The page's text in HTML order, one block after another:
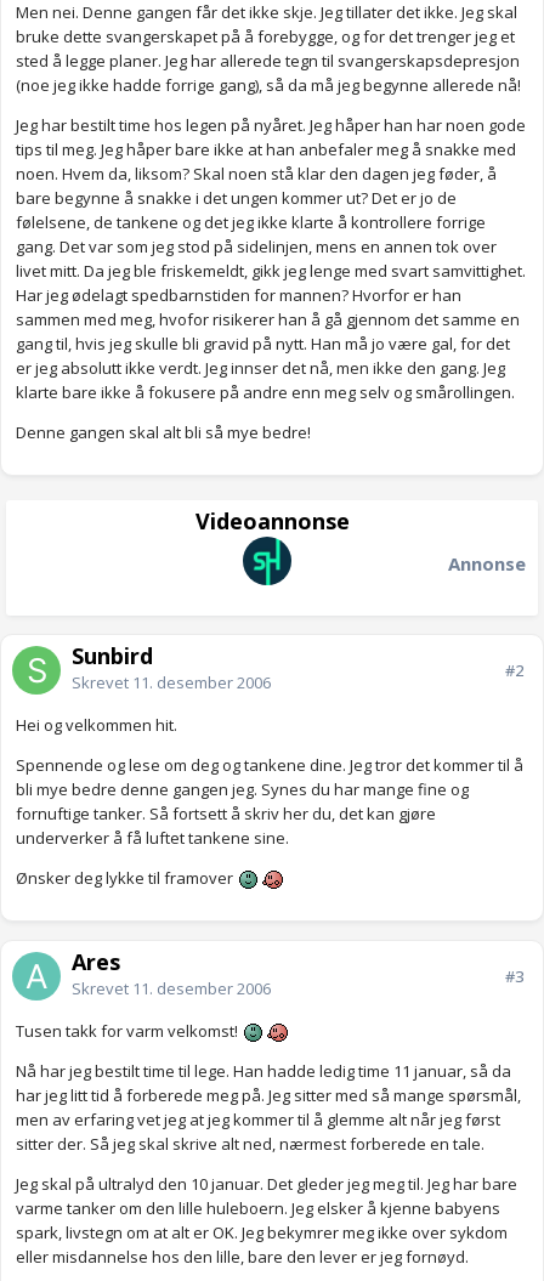
Men nei. Denne gangen får det ikke skje. Jeg tillater det ikke. Jeg skal
bruke dette svangerskapet på å forebygge, og for det trenger jeg et
sted å legge planer. Jeg har allerede tegn til svangerskapsdepresjon
(noe jeg ikke hadde forrige gang), så da må jeg begynne allerede nå!
Jeg har bestilt time hos legen på nyåret. Jeg håper han har noen gode
tips til meg. Jeg håper bare ikke at han anbefaler meg å snakke med
noen. Hvem da, liksom? Skal noen stå klar den dagen jeg føder, å
bare begynne å snakke i det ungen kommer ut? Det er jo de
følelsene, de tankene og det jeg ikke klarte å kontrollere forrige
gang. Det var som jeg stod på sidelinjen, mens en annen tok over
livet mitt. Da jeg ble friskemeldt, gikk jeg lenge med svart samvittighet.
Har jeg ødelagt spedbarnstiden for mannen? Hvorfor er han
sammen med meg, hvofor risikerer han å gå gjennom det samme en
gang til, hvis jeg skulle bli gravid på nytt. Han må jo være gal, for det
er jeg absolutt ikke verdt. Jeg innser det nå, men ikke den gang. Jeg
klarte bare ikke å fokusere på andre enn meg selv og smårollingen.
Denne gangen skal alt bli så mye bedre!
Videoannonse
Annonse
Sunbird
Skrevet 11. desember 2006
#2
Hei og velkommen hit.
Spennende og lese om deg og tankene dine. Jeg tror det kommer til å
bli mye bedre denne gangen jeg. Synes du har mange fine og
fornuftige tanker. Så fortsett å skriv her du, det kan gjøre
underverker å få luftet tankene sine.
Ønsker deg lykke til framover
Ares
Skrevet 11. desember 2006
#3
Tusen takk for varm velkomst!
Nå har jeg bestilt time til lege. Han hadde ledig time 11 januar, så da
har jeg litt tid å forberede meg på. Jeg sitter med så mange spørsmål,
men av erfaring vet jeg at jeg kommer til å glemme alt når jeg først
sitter der. Så jeg skal skrive alt ned, nærmest forberede en tale.
Jeg skal på ultralyd den 10 januar. Det gleder jeg meg til. Jeg har bare
varme tanker om den lille huleboern. Jeg elsker å kjenne babyens
spark, livstegn om at alt er OK. Jeg bekymrer meg ikke over sykdom
eller misdannelse hos den lille, bare den lever er jeg fornøyd.